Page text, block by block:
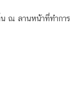
น ณ ลานหน้าที่ทำการ